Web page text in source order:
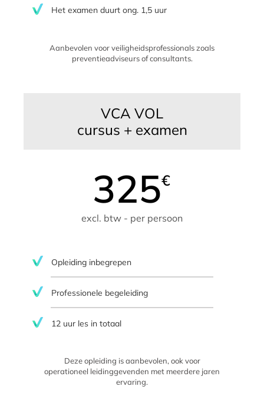
Het examen duurt ong. 1,5 uur
Aanbevolen voor veiligheidsprofessionals zoals
preventieadviseurs of consultants.
VCA VOL
cursus + examen
325€
excl. btw - per persoon
Opleiding inbegrepen
Professionele begeleiding
12 uur les in totaal
Deze opleiding is aanbevolen, ook voor
operationeel leidinggevenden met meerdere jaren
ervaring.